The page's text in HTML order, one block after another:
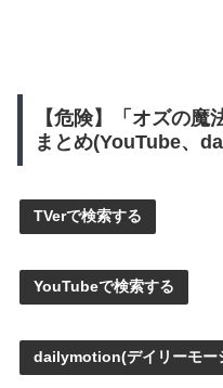
【危険】「オズの魔
まとめ(YouTube、
TVerで検索する
YouTubeで検索する
dailymotion(デイリーモー